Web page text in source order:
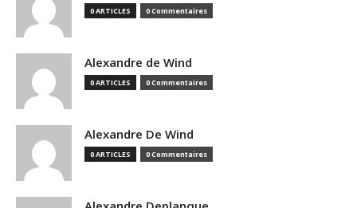
0 ARTICLES 0 Commentaires
Alexandre de Wind
0 ARTICLES 0 Commentaires
Alexandre De Wind
0 ARTICLES 0 Commentaires